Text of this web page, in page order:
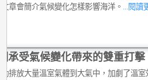
章會簡介氣候變化怎樣影響海洋。
...閱讀
承受氣候變化帶來的雙重打擊
排放大量溫室氣體到大氣中，加劇了溫